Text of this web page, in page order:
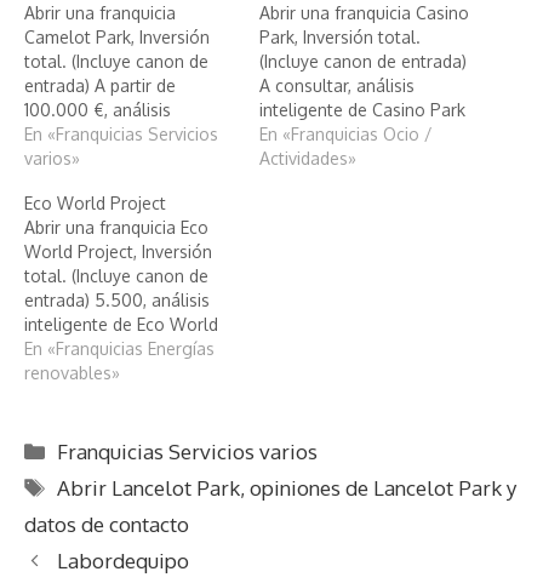
Abrir una franquicia
Camelot Park, Inversión
total. (Incluye canon de
entrada) A partir de
100.000 €, análisis
inteligente de Camelot
Park
En «Franquicias Servicios
varios»
Abrir una franquicia Casino
Park, Inversión total.
(Incluye canon de entrada)
A consultar, análisis
inteligente de Casino Park
En «Franquicias Ocio /
Actividades»
Eco World Project
Abrir una franquicia Eco
World Project, Inversión
total. (Incluye canon de
entrada) 5.500, análisis
inteligente de Eco World
Project
En «Franquicias Energías
renovables»
Categorías
Franquicias Servicios varios
Etiquetas
Abrir Lancelot Park,opiniones de Lancelot Park y
datos de contacto
Labordequipo